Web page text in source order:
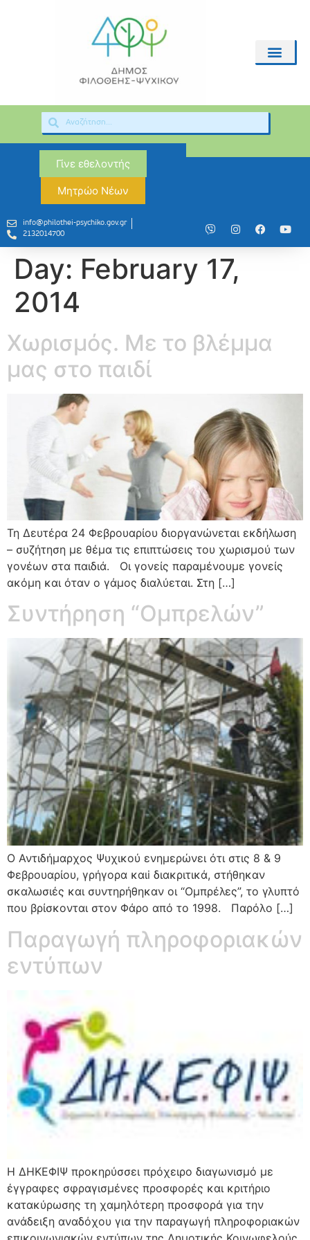
Γίνε εθελοντής
Μητρώο Νέων
info@philothei-psychiko.gov.gr
2132014700
Day: February 17,
2014
Χωρισµός. Με το βλέµµα
µας στο παιδί
Τη Δευτέρα 24 Φεβρουαρίου διοργανώνεται εκδήλωση
– συζήτηση με θέμα τις επιπτώσεις του χωρισμού των
γονέων στα παιδιά. Οι γονείς παραµένουµε γονείς
ακόµη και όταν ο γάµος διαλύεται. Στη […]
Συντήρηση “Ομπρελών”
Ο Αντιδήμαρχος Ψυχικού ενημερώνει ότι στις 8 & 9
Φεβρουαρίου, γρήγορα καιi διακριτικά, στήθηκαν
σκαλωσιές και συντηρήθηκαν οι “Ομπρέλες”, το γλυπτό
που βρίσκονται στον Φάρο από το 1998. Παρόλο […]
Παραγωγή πληροφοριακών
εντύπων
Η ΔΗΚΕΦΙΨ προκηρύσσει πρόχειρο διαγωνισμό με
έγγραφες σφραγισμένες προσφορές και κριτήριο
κατακύρωσης τη χαμηλότερη προσφορά για την
ανάδειξη αναδόχου για την παραγωγή πληροφοριακών